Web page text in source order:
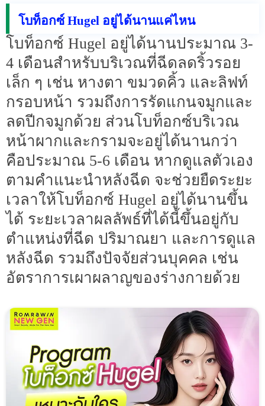
โบท็อกซ์ Hugel อยู่ได้นานแค่ไหน
โบท็อกซ์ Hugel อยู่ได้นานประมาณ 3-
4 เดือนสำหรับบริเวณที่ฉีดลดริ้วรอย
เล็ก ๆ เช่น หางตา ขมวดคิ้ว และลิฟท์
กรอบหน้า รวมถึงการรัดแกนจมูกและ
ลดปีกจมูกด้วย ส่วนโบท็อกซ์บริเวณ
หน้าผากและกรามจะอยู่ได้นานกว่า
คือประมาณ 5-6 เดือน หากดูแลตัวเอง
ตามคำแนะนำหลังฉีด จะช่วยยืดระยะ
เวลาให้โบท็อกซ์ Hugel อยู่ได้นานขึ้น
ได้ ระยะเวลาผลลัพธ์ที่ได้นี้ขึ้นอยู่กับ
ตำแหน่งที่ฉีด ปริมาณยา และการดูแล
หลังฉีด รวมถึงปัจจัยส่วนบุคคล เช่น
อัตราการเผาผลาญของร่างกายด้วย